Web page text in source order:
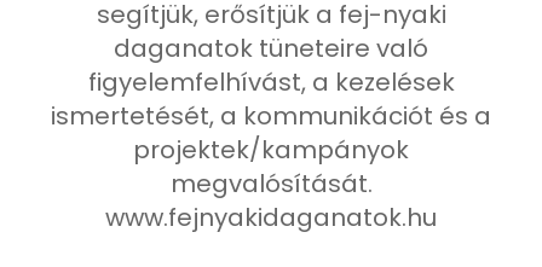
segítjük, erősítjük a fej-nyaki
daganatok tüneteire való
figyelemfelhívást, a kezelések
ismertetését, a kommunikációt és a
projektek/kampányok
megvalósítását.
www.fejnyakidaganatok.hu